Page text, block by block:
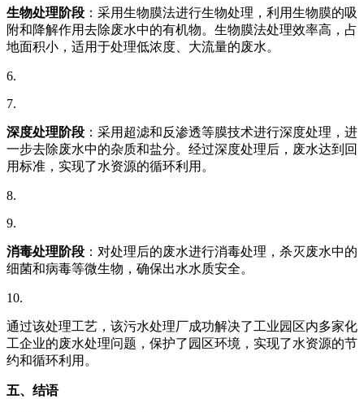
生物处理阶段 ：采用生物膜法进行生物处理，利用生物膜的吸
附和降解作用去除废水中的有机物。生物膜法处理效率高，占
地面积小，适用于处理低浓度、大流量的废水。
6.
7.
深度处理阶段 ：采用超滤和反渗透等膜技术进行深度处理，进
一步去除废水中的杂质和盐分。经过深度处理后，废水达到回
用标准，实现了水资源的循环利用。
8.
9.
消毒处理阶段 ：对处理后的废水进行消毒处理，杀灭废水中的
细菌和病毒等微生物，确保出水水质安全。
10.
通过该处理工艺，该污水处理厂成功解决了工业园区内多家化
工企业的废水处理问题，保护了园区环境，实现了水资源的节
约和循环利用。
五、结语